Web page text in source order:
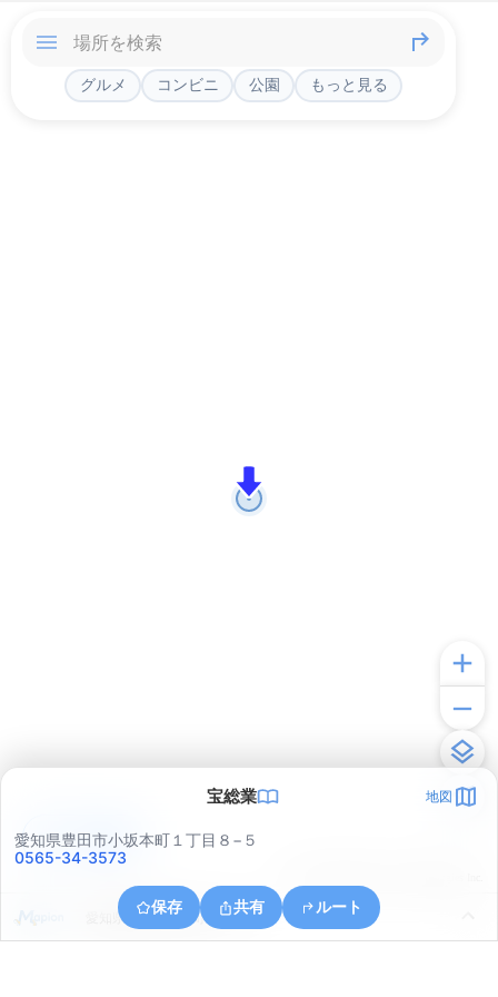
グルメ コンビニ 公園 もっと見る
宝総業 地図
愛知県豊田市小坂本町１丁目８−５
0565-34-3573
保存 共有 ルート
愛知県豊田市喜多町６丁目１
アプリで見る